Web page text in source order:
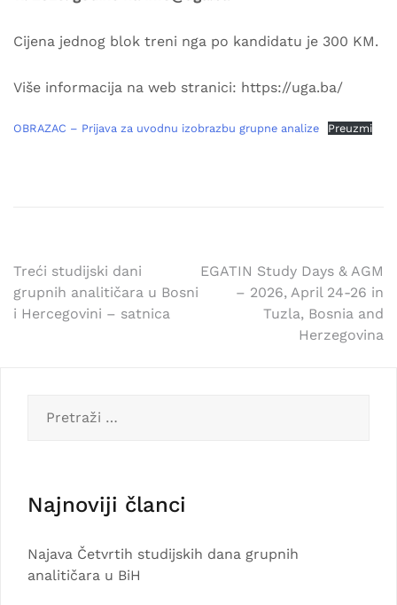
Cijena jednog blok treni nga po kandidatu je 300 KM.
Više informacija na web stranici: https://uga.ba/
OBRAZAC – Prijava za uvodnu izobrazbu grupne analize Preuzmi
Navigacija
članaka
Treći studijski dani
grupnih analitičara u Bosni
i Hercegovini – satnica
EGATIN Study Days & AGM
– 2026, April 24-26 in
Tuzla, Bosnia and
Herzegovina
Najnoviji članci
Najava Četvrtih studijskih dana grupnih
analitičara u BiH